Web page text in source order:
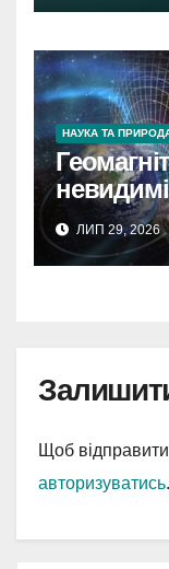
НАУКА ТА
наш світ
ЛИП 29, 2026
Щоб
авторизуватись.